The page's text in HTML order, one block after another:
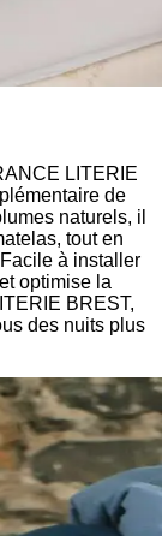
LITERIE
de
naturels, il
tout en
à installer
optimise la
BREST,
des nuits plus